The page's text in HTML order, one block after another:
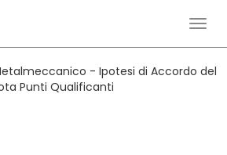
- Ipotesi di Accordo del
Punti Qualificanti